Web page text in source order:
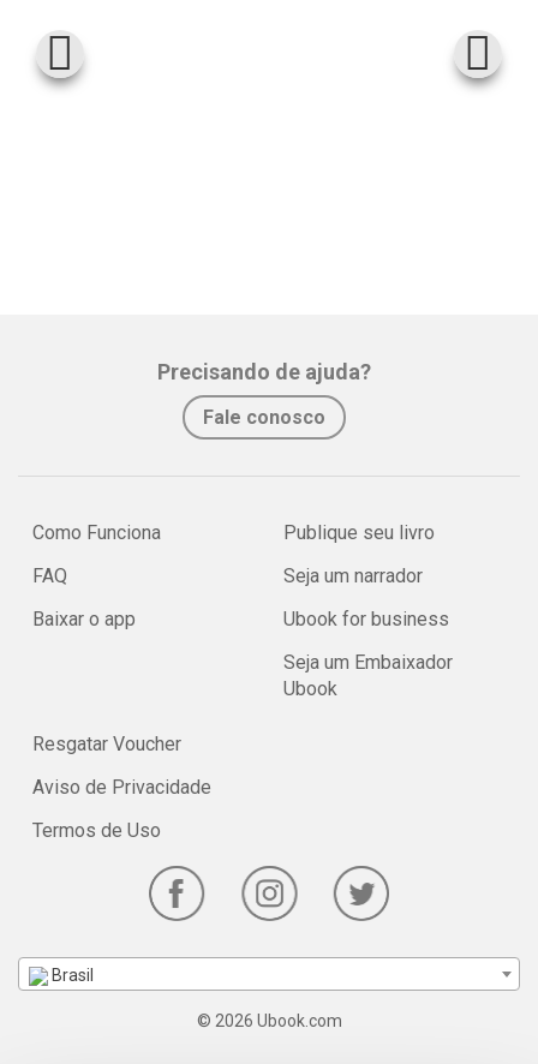
Precisando de ajuda?
Fale conosco
Como Funciona
FAQ
Baixar o app
Publique seu livro
Seja um narrador
Ubook for business
Seja um Embaixador
Ubook
Resgatar Voucher
Aviso de Privacidade
Termos de Uso
Brasil
© 2026 Ubook.com